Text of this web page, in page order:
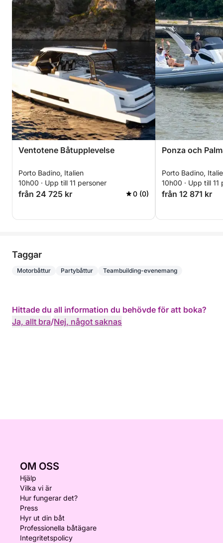
Ventotene Båtupplevelse
Porto Badino, Italien
10h00 · Upp till 11 personer
från 24 725 kr 0 (0)
Ponza och
Porto Badino,
10h00 · Upp till 11
från 12 871 kr
Taggar
Motorbåttur Partybåttur Teambuilding-evenemang
Hittade du all information du behövde för att boka?
Ja, allt bra/Nej, något saknas
OM OSS
Hjälp
Vilka vi är
Hur fungerar det?
Press
Hyr ut din båt
Professionella båtägare
Integritetspolicy